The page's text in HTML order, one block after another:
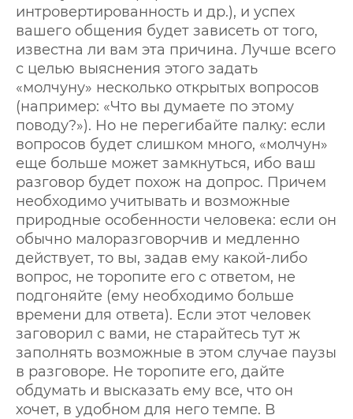
интровертированность и др.), и успех
вашего общения будет зависеть от того,
известна ли вам эта причина. Лучше всего
с целью выяснения этого задать
«молчуну» несколько открытых вопросов
(например: «Что вы думаете по этому
поводу?»). Но не перегибайте палку: если
вопросов будет слишком много, «молчун»
еще больше может замкнуться, ибо ваш
разговор будет похож на допрос. Причем
необходимо учитывать и возможные
природные особенности человека: если он
обычно малоразговорчив и медленно
действует, то вы, задав ему какой-либо
вопрос, не торопите его с ответом, не
подгоняйте (ему необходимо больше
времени для ответа). Если этот человек
заговорил с вами, не старайтесь тут ж
заполнять возможные в этом случае паузы
в разговоре. Не торопите его, дайте
обдумать и высказать ему все, что он
хочет, в удобном для него темпе. В